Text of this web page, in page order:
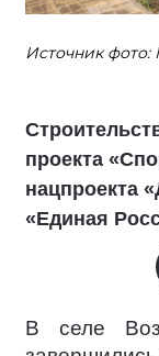
Источник фото:
проекта
нацпроекта
«Единая
В селе